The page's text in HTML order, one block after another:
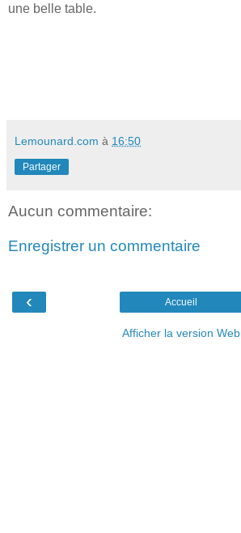
une belle table.
Lemounard.com à 16:50
Partager
Aucun commentaire:
Enregistrer un commentaire
‹ Accueil
Afficher la version Web